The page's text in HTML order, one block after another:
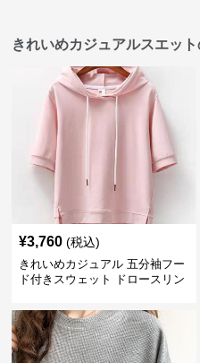
きれいめカジュアルスエッ
¥3,760 (税込)
きれいめカジュアル 五分袖フー
ド付きスウェット ドロースリン